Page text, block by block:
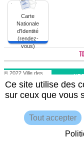
Carte
Nationale
d'Identité
(rendez-
vous)
Carte
Nationale
d'Identité
(rendez-
vous)
© 2022 Ville des
Retour au site de la
Mentions légales
d'utilisation
Plan du site
Ce site utilise des
sur ceux que vous
Tout accepter